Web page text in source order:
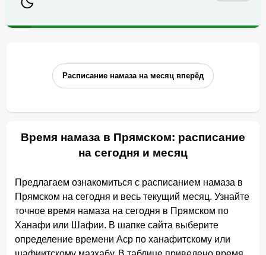
Расписание намаза на месяц вперёд
Время намаза в Прямском: расписание
на сегодня и месяц
Предлагаем ознакомиться с расписанием намаза в
Прямском на сегодня и весь текущий месяц. Узнайте
точное время намаза на сегодня в Прямском по
Ханафи или Шафии. В шапке сайта выберите
определение времени Аср по ханафитскому или